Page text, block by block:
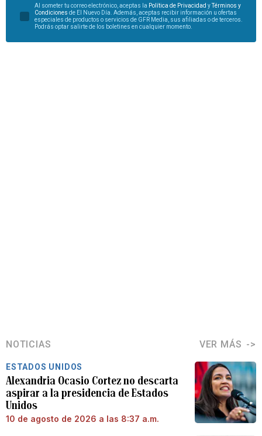
Al someter tu correo electrónico, aceptas la Política de Privacidad yTérminos y
Condiciones de El Nuevo Día. Además, aceptas recibir información u ofertas
especiales de productos o servicios de GFR Media, sus afiliadas o de terceros.
Podrás optar salirte de los boletines en cualquier momento.
NOTICIAS VER MÁS
ESTADOS UNIDOS
Alexandria Ocasio Cortez no descarta
aspirar a la presidencia de Estados
Unidos
10 de agosto de 2026 a las 8:37 a.m.